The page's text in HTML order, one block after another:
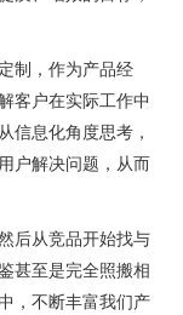
制，作为产品经
客户在实际工作中
信息化角度思考，
户解决问题，从而
后从竞品开始找与
甚至是完全照搬相
，不断丰富我们产